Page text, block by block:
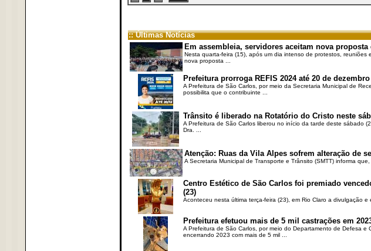
:: Últimas Notícias
Em assembleia, servidores aceitam nova proposta
Nesta quarta-feira (15), após um dia intenso de protestos, reuniões
nova proposta ...
Prefeitura prorroga REFIS 2024 até 20 de dezembro
A Prefeitura de São Carlos, por meio da Secretaria Municipal de
possibilita que o contribuinte ...
Trânsito é liberado na Rotatório do Cristo neste
A Prefeitura de São Carlos liberou no início da tarde deste sábado
Dra. ...
Atenção: Ruas da Vila Alpes sofrem alteração de
A Secretaria Municipal de Transporte e Trânsito (SMTT) informa
Centro Estético de São Carlos foi premiado
(23)
Aconteceu nesta última terça-feira (23), em Rio Claro a divulgação
Prefeitura efetuou mais de 5 mil castrações em
A Prefeitura de São Carlos, por meio do Departamento de Defesa e
encerrando 2023 com mais de 5 mil ...